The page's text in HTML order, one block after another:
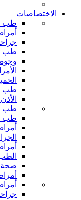
الاختصاصات
طب
طب
وجوه
طب
طب
طب
صحة